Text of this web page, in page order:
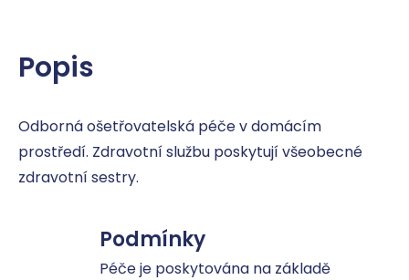
Popis
Odborná ošetřovatelská péče v domácím
prostředí. Zdravotní službu poskytují všeobecné
zdravotní sestry.
Podmínky
Péče je poskytována na základě